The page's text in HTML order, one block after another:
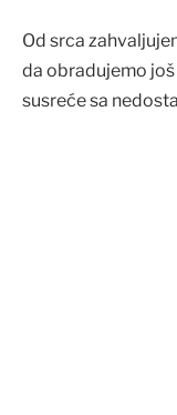
Od srca
da obradujemo
susreće sa